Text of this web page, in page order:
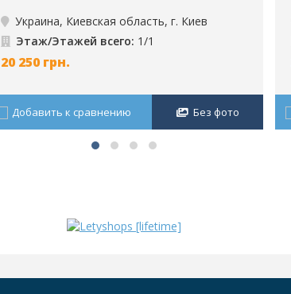
2081Украина, Киевская область, г. Киев
Этаж/Этажей всего: 1/1
20 250 грн.
Добавить к сравнению Без фото